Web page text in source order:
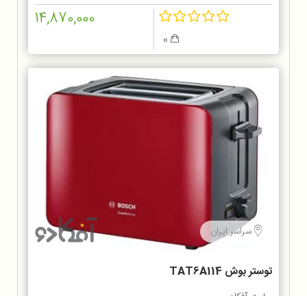
14,870,000
سراسر ایران
توستر بوش TAT6A114